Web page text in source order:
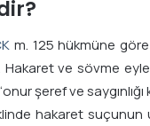
m. 125 hükmüne
Hakaret ve sövme
“onur şeref ve
hakaret